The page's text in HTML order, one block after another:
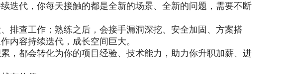
迭代，你每天接触的都是全新的场景、全新的问题，需要不断
排查工作；熟练之后，会接手漏洞深挖、安全加固、方案搭
内容持续迭代，成长空间巨大。
，都会转化为你的项目经验、技术能力，助力你升职加薪、进